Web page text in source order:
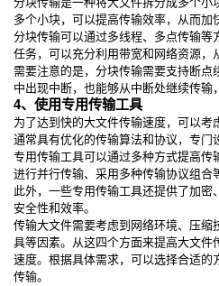
多个小块，可以提高传输效率，从而加
分块传输可以通过多线程、多点传输
任务，可以充分利用带宽和网络资源，
需要注意的是，分块传输需要支持断
中出现中断，也能够从中断处继续传输
4、使用专用传输工具
为了达到快的大文件传输速度，可以
通常具有优化的传输算法和协议，专门
专用传输工具可以通过多种方式提高
进行并行传输、采用多种传输协议组合
此外，一些专用传输工具还提供了加
安全性和效率。
传输大文件需要考虑到网络环境、压
具等因素。从这四个方面来提高大文
速度。根据具体需求，可以选择合适
传输。